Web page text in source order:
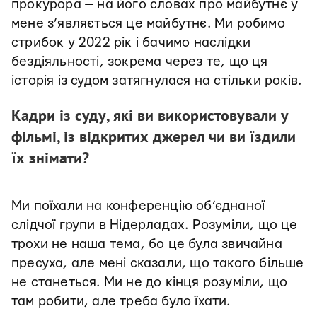
прокурора — на його словах про майбутнє у
мене з’являється це майбутнє. Ми робимо
стрибок у 2022 рік і бачимо наслідки
бездіяльності, зокрема через те, що ця
історія із судом затягнулася на стільки років.
Кадри із суду, які ви використовували у
фільмі, із відкритих джерел чи ви їздили
їх знімати?
Ми поїхали на конференцію об’єднаної
слідчої групи в Нідерладах. Розуміли, що це
трохи не наша тема, бо це була звичайна
пресуха, але мені сказали, що такого більше
не станеться. Ми не до кінця розуміли, що
там робити, але треба було їхати.